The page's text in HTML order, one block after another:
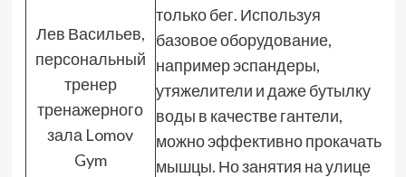
Лев Васильев,
персональный
тренер
тренажерного
зала Lomov
Gym
только бег. Используя
базовое оборудование,
например эспандеры,
утяжелители и даже бутылку
воды в качестве гантели,
можно эффективно прокачать
мышцы. Но занятия на улице